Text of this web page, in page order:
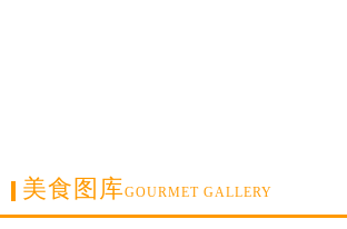
美食图库GOURMET GALLERY